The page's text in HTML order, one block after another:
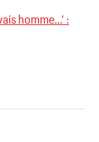
homme…’ :